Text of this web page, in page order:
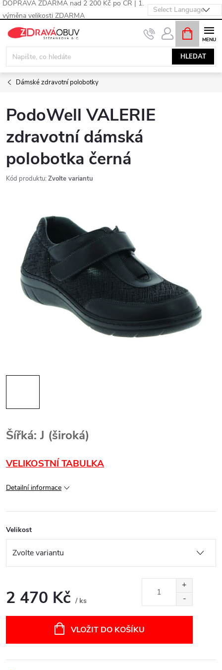
DOPRAVA ZDARMA nad 2 200 Kč po ČR | 1.
výměna velikosti ZDARMA
Přejít
obsah
HLEDAT
NÁKUPNÍ
KOŠÍK
Dámské zdravotní polobotky
PodoWell VALERIE
zdravotní dámská
polobotka černá
Kód produktu: Zvolte variantu
Šířká: J (široká)
VELIKOSTNÍ TABULKA
Detailní informace
Velikost
2 470 Kč / ks
VLOŽIT DO KOŠÍKU